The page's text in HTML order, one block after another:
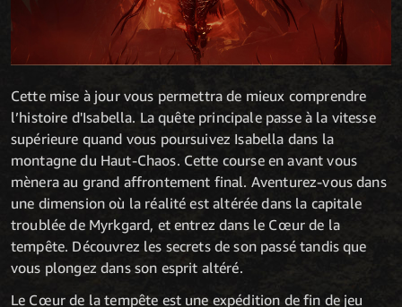
Cette mise à jour vous permettra de mieux comprendre
l’histoire d'Isabella. La quête principale passe à la vitesse
supérieure quand vous poursuivez Isabella dans la
montagne du Haut-Chaos. Cette course en avant vous
mènera au grand affrontement final. Aventurez-vous dans
une dimension où la réalité est altérée dans la capitale
troublée de Myrkgard, et entrez dans le Cœur de la
tempête. Découvrez les secrets de son passé tandis que
vous plongez dans son esprit altéré.
Le Cœur de la tempête est une expédition de fin de jeu